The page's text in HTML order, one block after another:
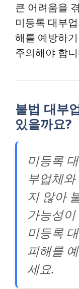
큰 어려움을
미등록 대부
해를 예방하
주의해야 합
불법 대부
있을까요?
미등록
부업체
지 않아
가능성
미등록
피해를
세요.